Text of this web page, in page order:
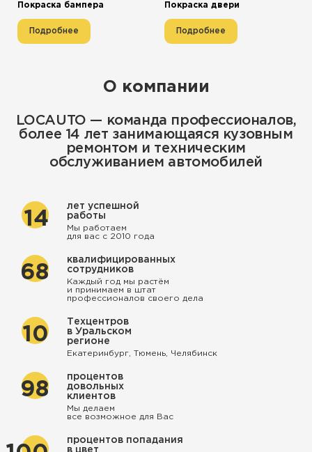
Покраска бампера
Подробнее
Покраска двери
Подробнее
О компании
LOCAUTO — команда профессионалов,
более 14 лет занимающаяся кузовным
ремонтом и техническим
обслуживанием автомобилей
14
лет успешной
работы
Мы работаем
для вас с 2010 года
68
квалифицированных
сотрудников
Каждый год мы растём
и принимаем в штат
профессионалов своего дела
10
Техцентров
в Уральском
регионе
Екатеринбург, Тюмень, Челябинск
98
процентов
довольных
клиентов
Мы делаем
все возможное для Вас
процентов попадания
в цвет